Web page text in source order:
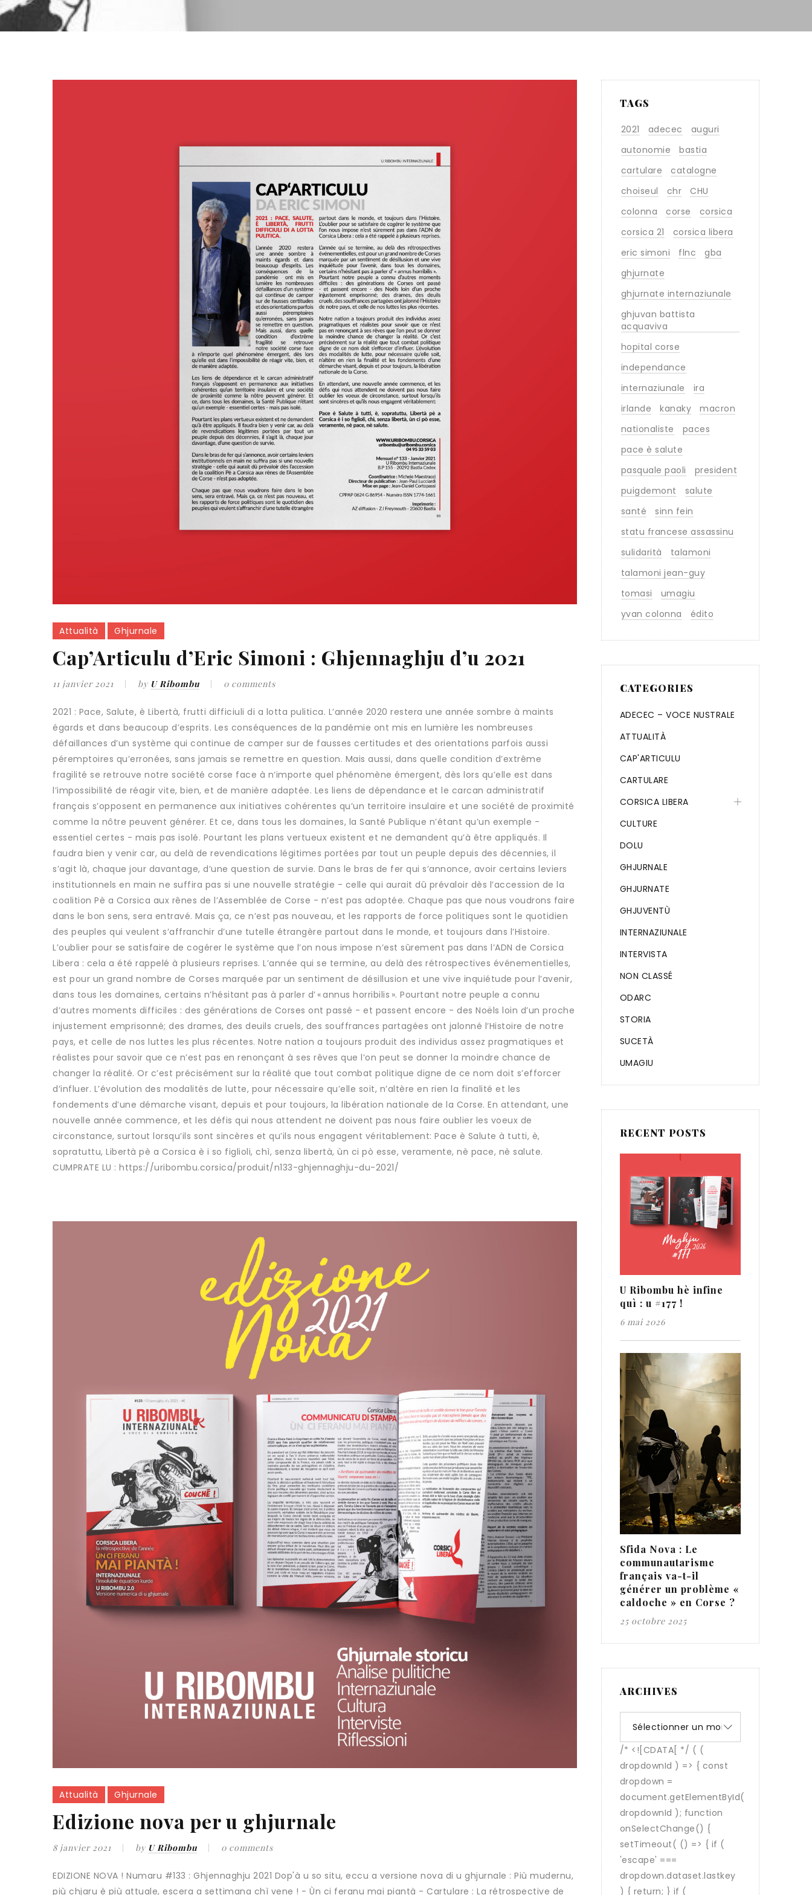
Attualità Ghjurnale
Cap’Articulu d’Eric Simoni : Ghjennaghju d’u 2021
11 janvier 2021 by U Ribombu 0 comments
2021 : Pace, Salute, è Libertà, frutti difficiuli di a lotta pulitica. L’année 2020 restera une année sombre à maints
égards et dans beaucoup d’esprits. Les conséquences de la pandémie ont mis en lumière les nombreuses
défaillances d’un système qui continue de camper sur de fausses certitudes et des orientations parfois aussi
péremptoires qu’erronées, sans jamais se remettre en question. Mais aussi, dans quelle condition d’extrême
fragilité se retrouve notre société corse face à n‘importe quel phénomène émergent, dès lors qu’elle est dans
l’impossibilité de réagir vite, bien, et de manière adaptée. Les liens de dépendance et le carcan administratif
français s’opposent en permanence aux initiatives cohérentes qu’un territoire insulaire et une société de proximité
comme la nôtre peuvent générer. Et ce, dans tous les domaines, la Santé Publique n’étant qu’un exemple -
essentiel certes - mais pas isolé. Pourtant les plans vertueux existent et ne demandent qu’à être appliqués. Il
faudra bien y venir car, au delà de revendications légitimes portées par tout un peuple depuis des décennies, il
s’agit là, chaque jour davantage, d’une question de survie. Dans le bras de fer qui s’annonce, avoir certains leviers
institutionnels en main ne suffira pas si une nouvelle stratégie - celle qui aurait dû prévaloir dès l’accession de la
coalition Pè a Corsica aux rênes de l’Assemblée de Corse - n’est pas adoptée. Chaque pas que nous voudrons faire
dans le bon sens, sera entravé. Mais ça, ce n’est pas nouveau, et les rapports de force politiques sont le quotidien
des peuples qui veulent s’affranchir d’une tutelle étrangère partout dans le monde, et toujours dans l’Histoire.
L’oublier pour se satisfaire de cogérer le système que l’on nous impose n’est sûrement pas dans l’ADN de Corsica
Libera : cela a été rappelé à plusieurs reprises. L’année qui se termine, au delà des rétrospectives événementielles,
est pour un grand nombre de Corses marquée par un sentiment de désillusion et une vive inquiétude pour l’avenir,
dans tous les domaines, certains n’hésitant pas à parler d’ « annus horribilis ». Pourtant notre peuple a connu
d’autres moments difficiles : des générations de Corses ont passé - et passent encore - des Noëls loin d’un proche
injustement emprisonné; des drames, des deuils cruels, des souffrances partagées ont jalonné l’Histoire de notre
pays, et celle de nos luttes les plus récentes. Notre nation a toujours produit des individus assez pragmatiques et
réalistes pour savoir que ce n’est pas en renonçant à ses rêves que l’on peut se donner la moindre chance de
changer la réalité. Or c’est précisément sur la réalité que tout combat politique digne de ce nom doit s’efforcer
d’influer. L’évolution des modalités de lutte, pour nécessaire qu’elle soit, n’altère en rien la finalité et les
fondements d’une démarche visant, depuis et pour toujours, la libération nationale de la Corse. En attendant, une
nouvelle année commence, et les défis qui nous attendent ne doivent pas nous faire oublier les voeux de
circonstance, surtout lorsqu’ils sont sincères et qu’ils nous engagent véritablement: Pace è Salute à tutti, è,
sopratuttu, Libertà pè a Corsica è i so figlioli, chì, senza libertà, ùn ci pò esse, veramente, nè pace, nè salute.
CUMPRATE LU : https://uribombu.corsica/produit/n133-ghjennaghju-du-2021/
Attualità Ghjurnale
Edizione nova per u ghjurnale
8 janvier 2021 by U Ribombu 0 comments
EDIZIONE NOVA ! Numaru #133 : Ghjennaghju 2021 Dop'à u so situ, eccu a versione nova di u ghjurnale : Più mudernu,
più chjaru è più attuale, escera a settimana chì vene ! - Ùn ci feranu mai piantà - Cartulare : La rétrospective de
TAGS
2021 adecec
auguri
autonomie
bastia
cartulare
catalogne
choiseul
chr
CHU
colonna
corse
corsica
corsica 21
corsica libera
eric simoni
flnc
gba
ghjurnate
ghjurnate internaziunale
ghjuvan battista
acquaviva
hopital corse
independance
internaziunale
ira
irlande
kanaky
macron
nationaliste
paces
pace è salute
pasquale paoli
president
puigdemont
salute
santé
sinn fein
statu francese assassinu
sulidarità
talamoni
talamoni jean-guy
tomasi
umagiu
yvan colonna
édito
CATEGORIES
ADECEC – VOCE NUSTRALE
ATTUALITÀ
CAP'ARTICULU
CARTULARE
CORSICA LIBERA
CULTURE
DOLU
GHJURNALE
GHJURNATE
GHJUVENTÙ
INTERNAZIUNALE
INTERVISTA
NON CLASSÉ
ODARC
STORIA
SUCETÀ
UMAGIU
RECENT POSTS
U Ribombu hè infine
quì : u #177 !
6 mai 2026
Sfida Nova : Le
communautarisme
français va-t-il
générer un problème «
caldoche » en Corse ?
25 octobre 2025
ARCHIVES